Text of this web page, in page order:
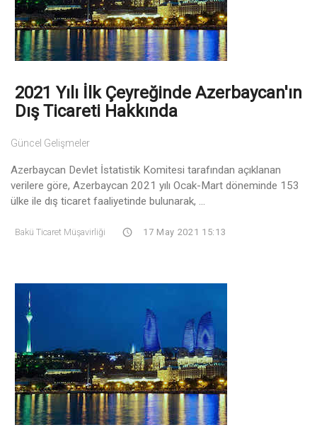
2021 Yılı İlk Çeyreğinde Azerbaycan'ın
Dış Ticareti Hakkında
Güncel Gelişmeler
Azerbaycan Devlet İstatistik Komitesi tarafından açıklanan
verilere göre, Azerbaycan 2021 yılı Ocak-Mart döneminde 153
ülke ile dış ticaret faaliyetinde bulunarak, ...
Bakü Ticaret Müşavirliği 17 May 2021 15:13